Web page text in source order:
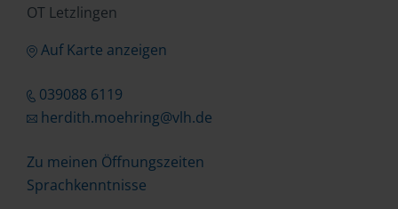
OT Letzlingen
Auf Karte anzeigen
039088 6119
herdith.moehring@vlh.de
Zu meinen Öffnungszeiten
Sprachkenntnisse